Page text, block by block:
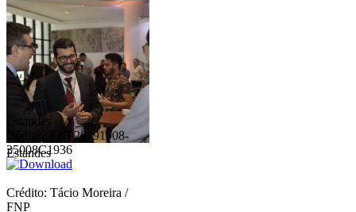
Estandes
Estandes
Código: FNP20191008-
35008C1936
Crédito: Tácio Moreira /
FNP